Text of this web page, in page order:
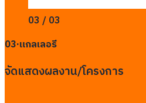
03 / 03
03·แกลเลอรี
จัดแสดงผลงาน/โครงการ